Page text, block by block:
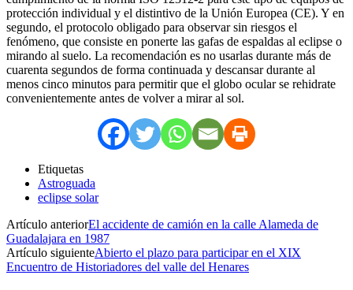
protección individual y el distintivo de la Unión Europea (CE). Y en
segundo, el protocolo obligado para observar sin riesgos el
fenómeno, que consiste en ponerte las gafas de espaldas al eclipse o
mirando al suelo. La recomendación es no usarlas durante más de
cuarenta segundos de forma continuada y descansar durante al
menos cinco minutos para permitir que el globo ocular se rehidrate
convenientemente antes de volver a mirar al sol.
Etiquetas
Astroguada
eclipse solar
Artículo anteriorEl accidente de camión en la calle Alameda de
Guadalajara en 1987
Artículo siguienteAbierto el plazo para participar en el XIX
Encuentro de Historiadores del valle del Henares